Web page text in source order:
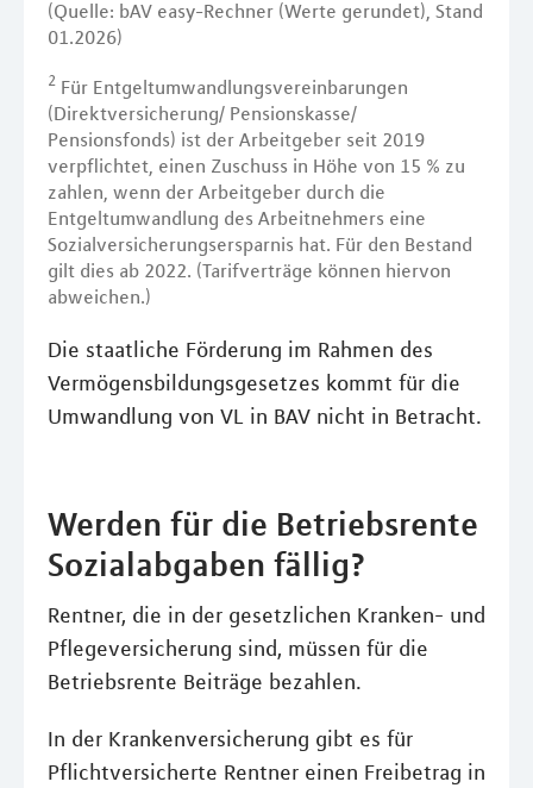
(Quelle: bAV easy-Rechner (Werte gerundet), Stand
01.2026)
2 Für Entgeltumwandlungsvereinbarungen
(Direktversicherung/ Pensionskasse/
Pensionsfonds) ist der Arbeitgeber seit 2019
verpflichtet, einen Zuschuss in Höhe von 15 % zu
zahlen, wenn der Arbeitgeber durch die
Entgeltumwandlung des Arbeitnehmers eine
Sozialversicherungsersparnis hat. Für den Bestand
gilt dies ab 2022. (Tarifverträge können hiervon
abweichen.)
Die staatliche Förderung im Rahmen des
Vermögensbildungsgesetzes kommt für die
Umwandlung von VL in BAV nicht in Betracht.
Werden für die Betriebsrente
Sozialabgaben fällig?
Rentner, die in der gesetzlichen Kranken- und
Pflegeversicherung sind, müssen für die
Betriebsrente Beiträge bezahlen.
In der Krankenversicherung gibt es für
Pflichtversicherte Rentner einen Freibetrag in